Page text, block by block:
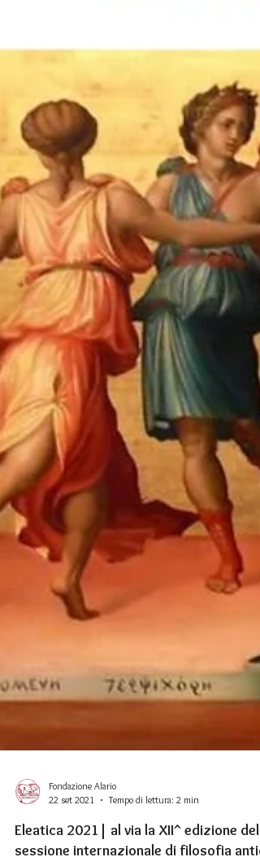
Fondazione Alario
22 set 2021
Tempo di lettura: 2 min